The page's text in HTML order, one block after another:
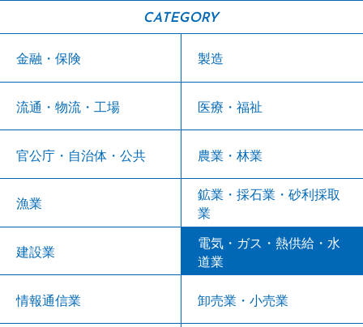
CATEGORY
金融・保険 製造
流通・物流・工場 医療・福祉
官公庁・自治体・公共 農業・林業
漁業
鉱業・採石業・砂利採取
業
建設業
電気・ガス・熱供給・水
道業
情報通信業 卸売業・小売業